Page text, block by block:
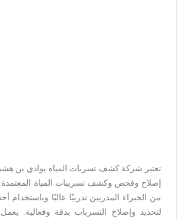
تعتبر شركة كشف تسربات المياه بوادي بن
إصلاح وفحص وكشف تسريبات المياة
من الخبراء المدربين تدريبًا عاليًا وباستخدام
لتحديد وإصلاح التسربات بدقة وفعالية.